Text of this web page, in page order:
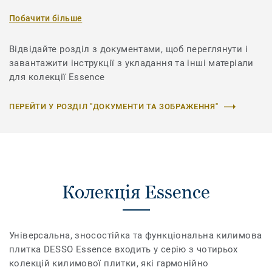
Побачити більше
Відвідайте розділ з документами, щоб переглянути і
завантажити інструкції з укладання та інші матеріали
для колекції Essence
ПЕРЕЙТИ У РОЗДІЛ "ДОКУМЕНТИ ТА ЗОБРАЖЕННЯ"
Колекція Essence
Універсальна, зносостійка та функціональна килимова
плитка DESSO Essence входить у серію з чотирьох
колекцій килимової плитки, які гармонійно